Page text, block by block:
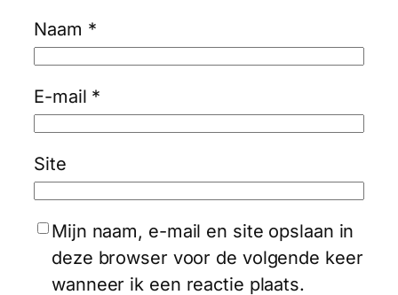
Naam *
E-mail *
Site
Mijn naam, e-mail en site opslaan in
deze browser voor de volgende keer
wanneer ik een reactie plaats.